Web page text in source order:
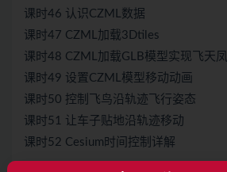
课时46 认识CZML数据
课时47 CZML加载3Dtiles
课时48 CZML加载GLB模型实现飞天
课时49 设置CZML模型移动动画
课时50 控制飞鸟沿轨迹飞行姿态
课时51 让车子贴地沿轨迹移动
课时52 Cesium时间控制详解